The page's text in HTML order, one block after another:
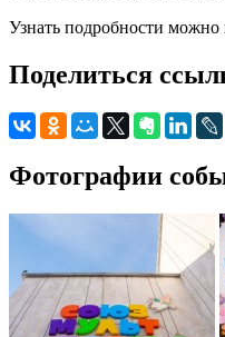
Узнать подробности можно
Поделиться
Фотографии